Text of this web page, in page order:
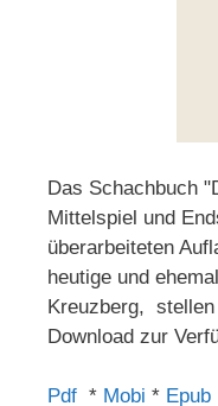
Das Schachbuch
Mittelspiel und
überarbeiteten
heutige und
Kreuzberg,
Download zur
Pdf * Mobi * Epub